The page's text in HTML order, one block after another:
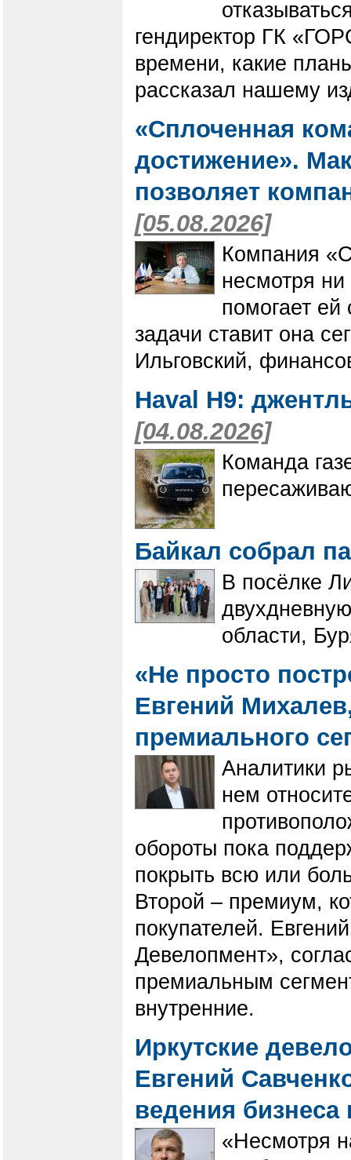
гендиректор ГК
времени, какие
рассказал нашему
«Сплоченная
достижение».
позволяет
[05.08.2026]
Компания
несмотря
помогает ей
задачи ставит она
Ильговский,
Haval H9:
[04.08.2026]
Команда
Байкал собрал
В посёлке
области,
«Не просто
Евгений
премиального
Аналитики
нем
обороты пока
покрыть всю или
Второй – премиум,
покупателей.
Девелопмент»,
премиальным
внутренние.
Иркутские
Евгений
ведения
«Несмотря